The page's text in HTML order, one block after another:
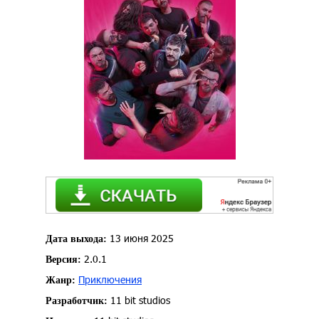
Дата выхода: 13 июня 2025
Версия: 2.0.1
Жанр: Приключения
Разработчик: 11 bit studios